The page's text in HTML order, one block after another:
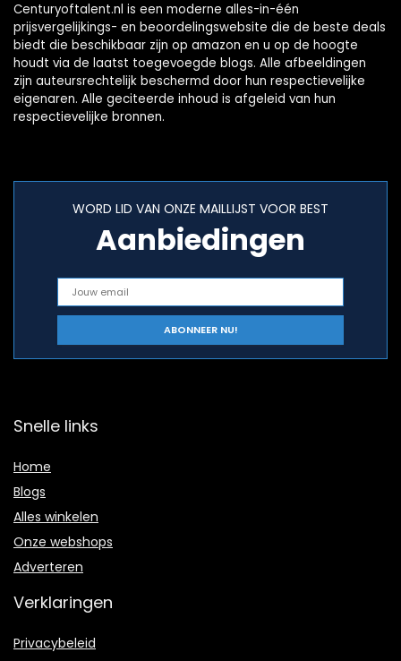
Centuryoftalent.nl is een moderne alles-in-één
prijsvergelijkings- en beoordelingswebsite die de beste deals
biedt die beschikbaar zijn op amazon en u op de hoogte
houdt via de laatst toegevoegde blogs. Alle afbeeldingen
zijn auteursrechtelijk beschermd door hun respectievelijke
eigenaren. Alle geciteerde inhoud is afgeleid van hun
respectievelijke bronnen.
WORD LID VAN ONZE MAILLIJST VOOR BEST
Aanbiedingen
Snelle links
Home
Blogs
Alles winkelen
Onze webshops
Adverteren
Verklaringen
Privacybeleid